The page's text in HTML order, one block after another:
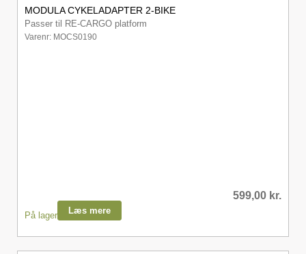
MODULA CYKELADAPTER 2-BIKE
Passer til RE-CARGO platform
Varenr: MOCS0190
599,00 kr.
På lager Læs mere